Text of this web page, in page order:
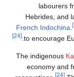
labourers
Hebrides,
French Indochina
to encourage
[24]
The indigenous
economy and
[24]